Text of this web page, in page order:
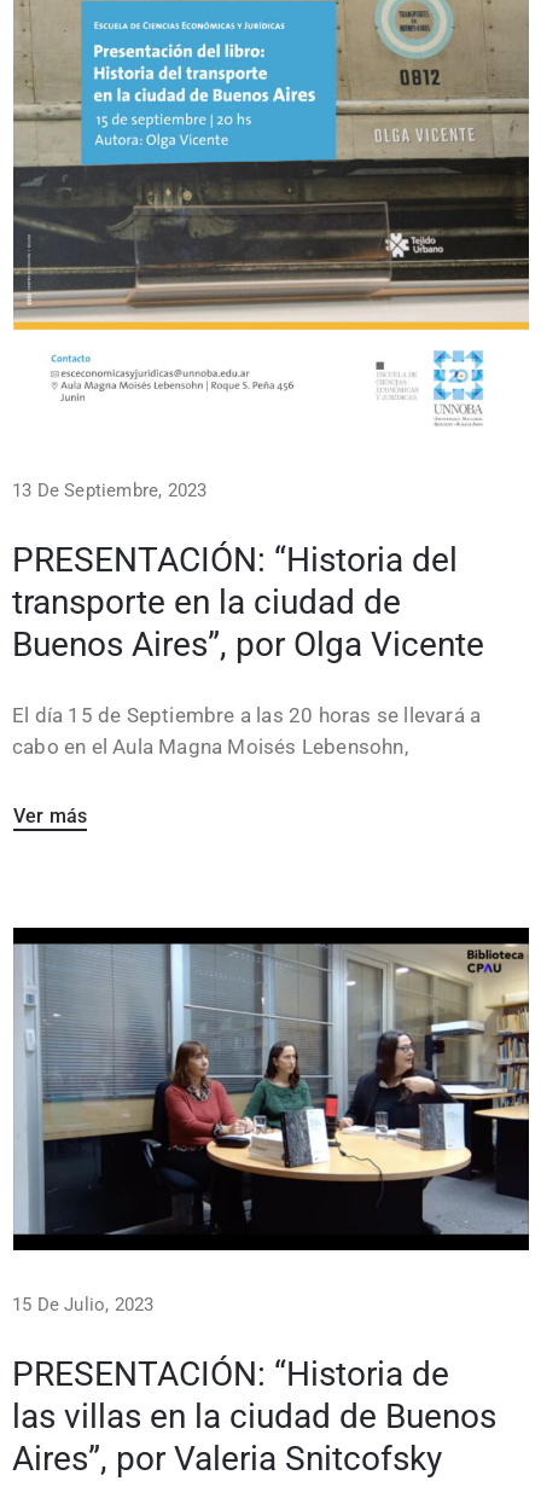
13 De Septiembre, 2023
PRESENTACIÓN: “Historia del
transporte en la ciudad de
Buenos Aires”, por Olga Vicente
El día 15 de Septiembre a las 20 horas se llevará a
cabo en el Aula Magna Moisés Lebensohn,
Ver más
15 De Julio, 2023
PRESENTACIÓN: “Historia de
las villas en la ciudad de Buenos
Aires”, por Valeria Snitcofsky